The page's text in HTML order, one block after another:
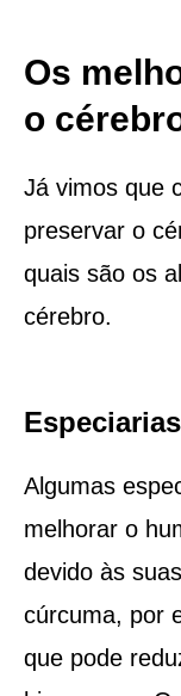
Os
o
Já vimos que
preservar o
quais são os
cérebro.
Especiarias
Algumas
melhorar o
devido às
cúrcuma, por
que pode